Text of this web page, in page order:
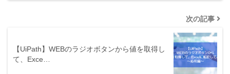
次の記事
【UiPath】WEBのラジオボタンから値を取得し
て、Exce…